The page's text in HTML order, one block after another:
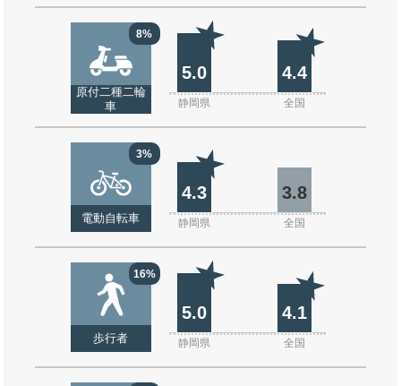
8%
原付二種二輪
車
5.0 4.4
静岡県 全国
3%
電動自転車
4.3 3.8
静岡県 全国
16%
歩行者
5.0 4.1
静岡県 全国